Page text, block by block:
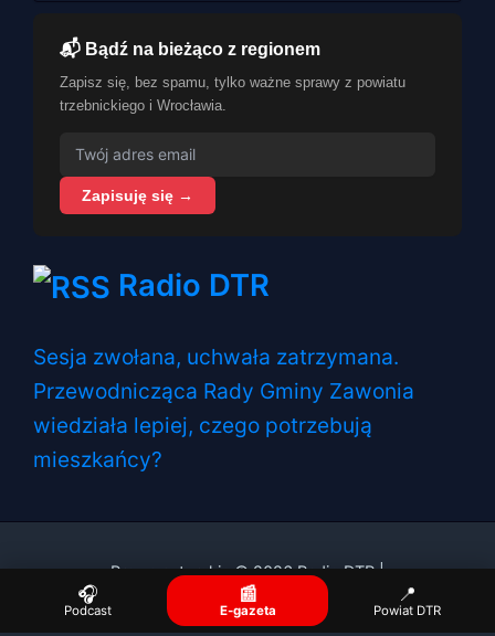
📬 Bądź na bieżąco z regionem
Zapisz się, bez spamu, tylko ważne sprawy z powiatu
trzebnickiego i Wrocławia.
Zapisuję się →
Radio DTR
Sesja zwołana, uchwała zatrzymana.
Przewodnicząca Rady Gminy Zawonia
wiedziała lepiej, czego potrzebują
mieszkańcy?
Prawa autorskie © 2026 Radio DTR |
🎧
Podcast
📰
E-gazeta
📍
Powiat DTR